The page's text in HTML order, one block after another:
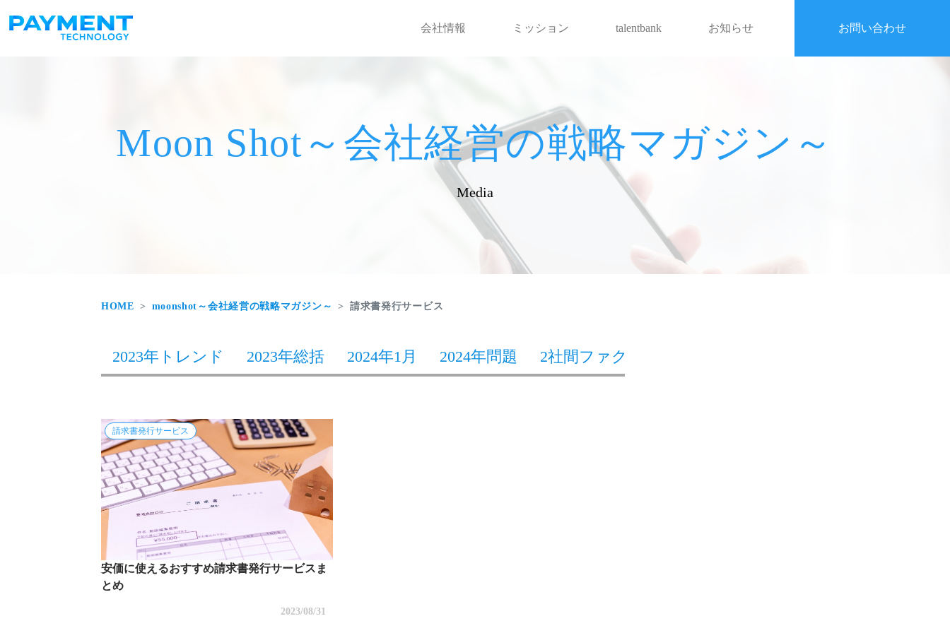
コンテンツへスキップ
メインナビゲーション 会社情報 ミッション talentbank お知らせ お問い合わせ
Moon Shot～会社経営の戦略マガジン～
Media
HOME moonshot～会社経営の戦略マガジン～ 請求書発行サービス
2023年トレンド 2023年総括 2024年1月 2024年問題 2社間ファクタリング
請求書発行サービス
安価に使えるおすすめ請求書発行サービスま
とめ
2023/08/31